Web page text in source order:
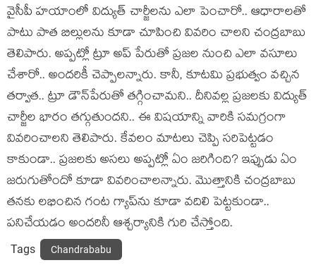
వైసీపీ హ‌యాంలో విద్యుత్ చార్జీల‌ను ఎలా పెంచారో.. ఆధారాల‌తో
పాటు పాత బిల్లులను కూడా చూపించి వివ‌రిం చాల‌ని చంద్ర‌బాబు
తెలిపారు. అప్ప‌ట్లో ట్రూ అప్ పేరుతో ప్ర‌జ‌ల నుంచి ఎలా వ‌సూలు
చేశారో.. అంద‌రికీ చెప్పాల‌న్నారు. కానీ, కూట‌మి ప్ర‌భుత్వం వ‌చ్చిన
త‌ర్వాత‌.. ట్రూ డౌన్‌పేరుతో త‌గ్గించామ‌ని.. దీనివల్ల ప్ర‌జ‌ల‌కు విద్యుత్
చార్జీల భారం త‌గ్గుతుంద‌ని.. ఈ విష‌యాన్ని వారికి స‌మ‌గ్రంగా
వివ‌రించాల‌ని తెలిపారు. కేవ‌లం మాట‌లు చెప్పి స‌రిపెట్ట‌డం
కాకుండా.. ప్ర‌జ‌లకు అస‌లు అప్ప‌ట్లో ఏం జ‌రిగింది? ఇప్పుడు ఏం
జ‌రుగుతోందో కూడా వివ‌రించాల‌న్నారు. మొత్తానికి చంద్ర‌బాబు
త‌న‌కు ల‌భించిన గంట గ్యాప్‌ను కూడా వ‌దిలి పెట్ట‌కుండా..
ప‌నిచేయ‌డం అంద‌రినీ ఆశ్చ‌ర్యానికి గురి చేస్తోంది.
Tags Chandrababu